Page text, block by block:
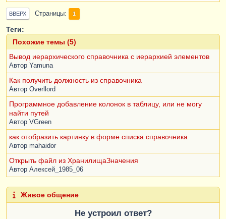
ВВЕРХ Страницы 1
Теги:
Похожие темы (5)
Вывод иерархического справочника с иерархией элементов
Автор Yamuna
Как получить должность из справочника
Автор Overllord
Программное добавление колонок в таблицу, или не могу
найти путей
Автор VGreen
как отобразить картинку в форме списка справочника
Автор mahaidor
Открыть файл из ХранилищаЗначения
Автор Алексей_1985_06
Живое общение
Не устроил ответ?